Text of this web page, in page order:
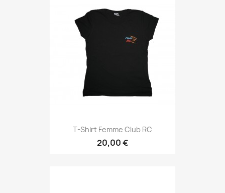
T-Shirt Femme Club RC
20,00 €